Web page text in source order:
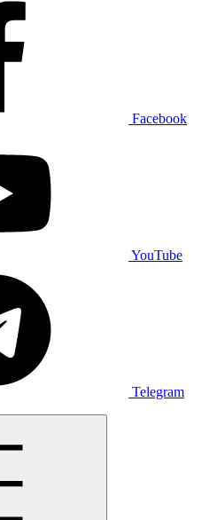
Facebook
YouTube
Telegram